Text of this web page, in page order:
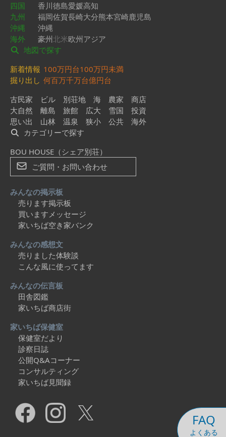
FAQ
よくある
四国
香川徳島愛媛高知
九州
福岡佐賀長崎大分熊本宮崎鹿児島
沖縄
沖縄
海外
豪州北米欧州アジア
地図で探す
新着情報 100万円台100万円未満
掘り出し 何百万千万台億円台
古民家
ビル 別荘地 海 農家
商店
大自然
離島 旅館 広大 雪国
投資
思い出
山林 温泉 狭小 公共
海外
カテゴリーで探す
BOU HOUSE（シェア別荘）
ご質問・お問い合わせ
みんなの掲示板
売ります掲示板
買いますメッセージ
家いちば空き家バンク
みんなの感想文
売りました体験談
こんな風に使ってます
みんなの伝言板
田舎図鑑
家いちば商店街
家いちば保健室
保健室だより
診察日誌
公開Q&Aコーナー
コンサルティング
家いちば見聞録